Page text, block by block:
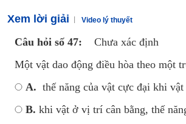
Xem lời giải Video lý thuyết
Câu hỏi số 47:
Chưa xác định
Một vật dao động điều hòa theo một
A. thế năng của vật cực đại khi
B. khi vật ở vị trí cân bằng, thế